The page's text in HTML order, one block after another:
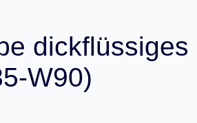
e dickflüssiges
5-W90)